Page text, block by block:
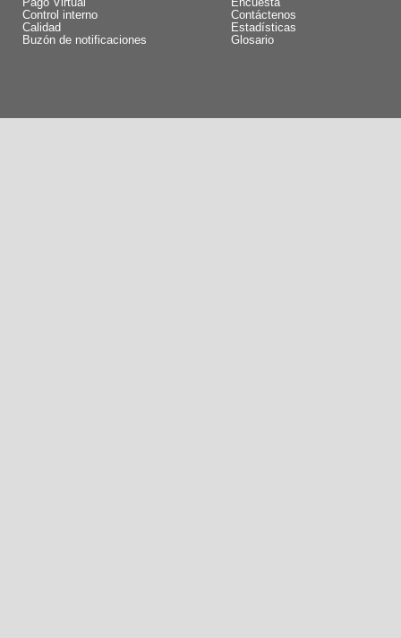
Pago Virtual
Control interno
Calidad
Buzón de notificaciones
Encuesta
Contáctenos
Estadísticas
Glosario